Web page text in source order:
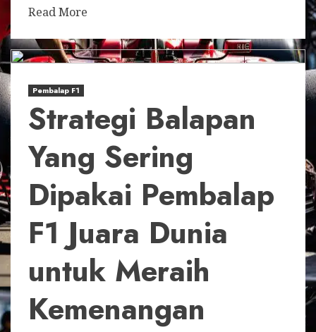
Read More
Pembalap F1
Strategi Balapan
Yang Sering
Dipakai Pembalap
F1 Juara Dunia
untuk Meraih
Kemenangan